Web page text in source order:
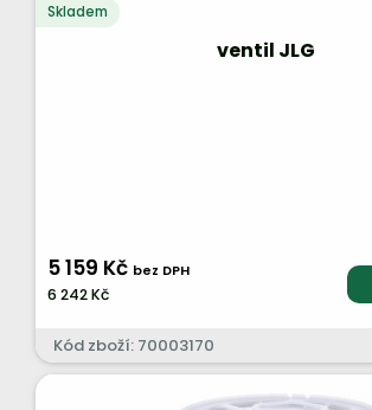
Skladem
ventil JLG
5 159 Kč bez DPH
6 242 Kč
Kód zboží: 70003170